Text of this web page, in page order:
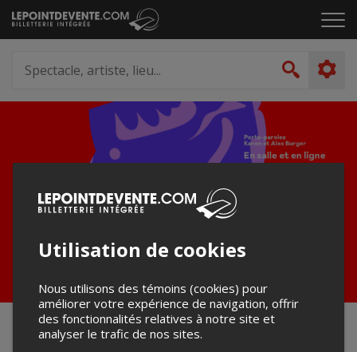
Passer
au
le
artiste,
lieu...
Événements en salle - 29e édition
Utilisation de cookies
Nous utilisons des témoins (cookies) pour
améliorer votre expérience de navigation, offrir
des fonctionnalités relatives à notre site et
analyser le trafic de nos sites.